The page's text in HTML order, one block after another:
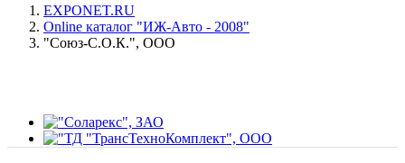
EXPONET.RU
Online каталог "ИЖ-Авто - 2008"
"Союз-С.О.К.", ООО